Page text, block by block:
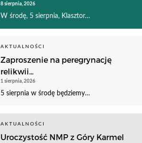
8 sierpnia, 2026
W środę, 5 sierpnia, Klasztor…
AKTUALNOŚCI
Zaproszenie na peregrynację
relikwii...
1 sierpnia, 2026
5 sierpnia w środę będziemy…
AKTUALNOŚCI
Uroczystość NMP z Góry Karmel